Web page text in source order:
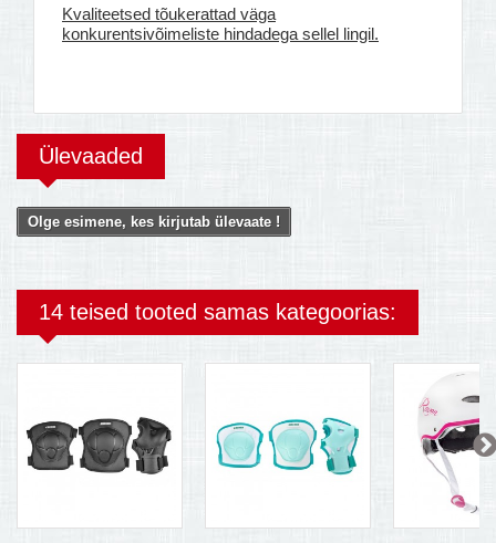
Kvaliteetsed tõukerattad väga
konkurentsivõimeliste hindadega sellel lingil.
Ülevaaded
Olge esimene, kes kirjutab ülevaate !
14 teised tooted samas kategoorias: